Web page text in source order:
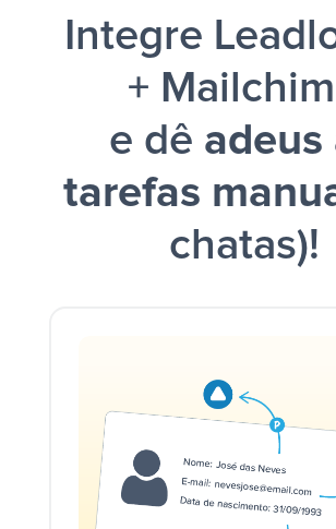
Integre
+
e dê adeus
tarefas
chatas)!